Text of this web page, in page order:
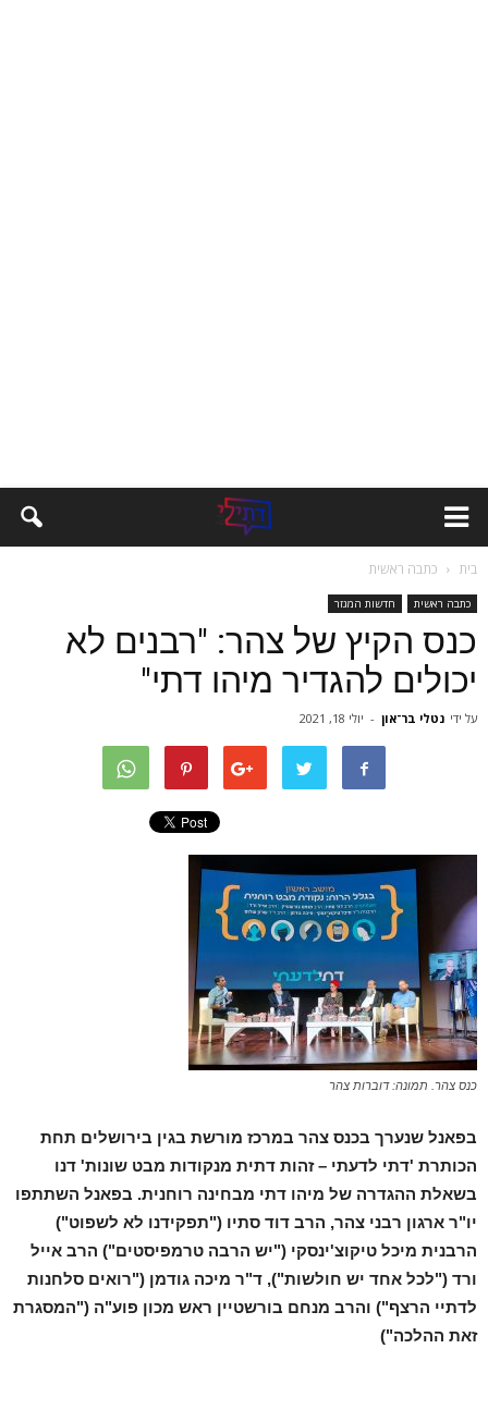
בית כתבה ראשית
כתבה ראשית חדשות המגזר
כנס הקיץ של צהר: "רבנים לא
יכולים להגדיר מיהו דתי"
על ידי נטלי בר־און - יולי 18, 2021
כנס צהר. תמונה: דוברות צהר
בפאנל שנערך בכנס צהר במרכז מורשת בגין בירושלים תחת
הכותרת 'דתי לדעתי – זהות דתית מנקודות מבט שונות' דנו
בשאלת ההגדרה של מיהו דתי מבחינה רוחנית. בפאנל השתתפו
יו"ר ארגון רבני צהר, הרב דוד סתיו ("תפקידנו לא לשפוט")
הרבנית מיכל טיקוצ'ינסקי ("יש הרבה טרמפיסטים") הרב אייל
ורד ("לכל אחד יש חולשות"), ד"ר מיכה גודמן ("רואים סלחנות
לדתיי הרצף") והרב מנחם בורשטיין ראש מכון פוע"ה ("המסגרת
זאת ההלכה")